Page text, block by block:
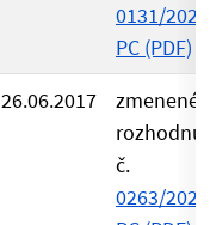
0131/
PC (PDF)
26.06.2017
zmenené
č.
0263/